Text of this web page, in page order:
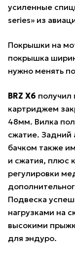
усиленные
series» из
Покрышки на
покрышка
нужно менять
BRZ X6 получил
картриджем
48мм. Вилка
сжатие. Задний
бачком также
и сжатия, плюс
регулировки
Подвеска
нагрузками на
высокими
для эндуро.